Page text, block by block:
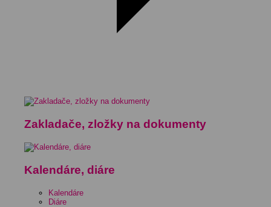
Zakladače, zložky na dokumenty
Kalendáre, diáre
Kalendáre
Diáre